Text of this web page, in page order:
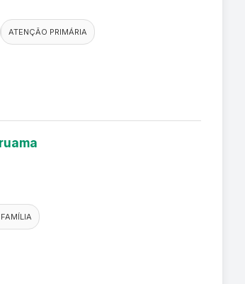
ATENÇÃO PRIMÁRIA